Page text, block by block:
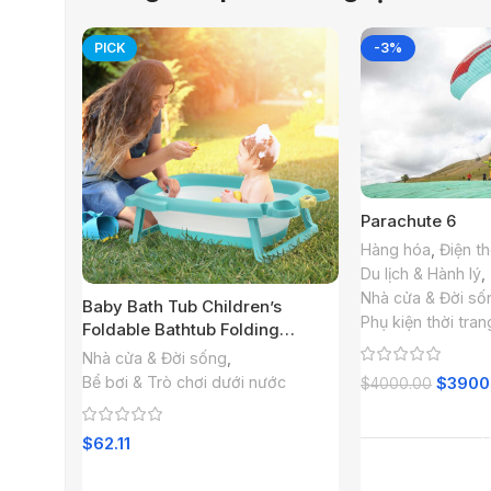
PICK
Baby Bath Tub Children’s
Foldable Bathtub Folding
Bathtub for Kids US Top
Nhà cửa & Đời sống
Bể bơi & Trò chơi dưới nước
$62.11
-3%
Parachute 6
Hàng hóa ,Điện
Du lịch & Hành lý
Nhà cửa & Đời
Phụ kiện thời
$4000.00 $